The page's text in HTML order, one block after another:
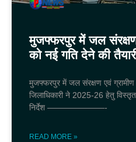
मुजफ्फरपुर में जल संरक्षण
को नई गति देने की
मुजफ्फरपुर में जल संरक्षण एवं ग्रामीण
जिलाधिकारी ने 2025-26 हेतु
निर्देश ———————-
READ MORE »